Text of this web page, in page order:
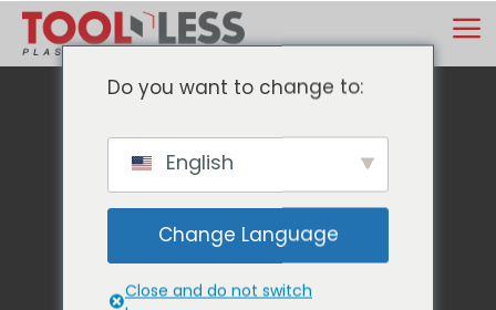
contenido
Tolerancias y
repetibilidad
Do you want to change to:
English
Change Language
Close and do not switch